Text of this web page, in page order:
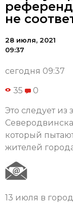
не
28 июля, 2021
09:37
сегодня 09:37
35 0
Это следует из
который
жителей
13 июля в